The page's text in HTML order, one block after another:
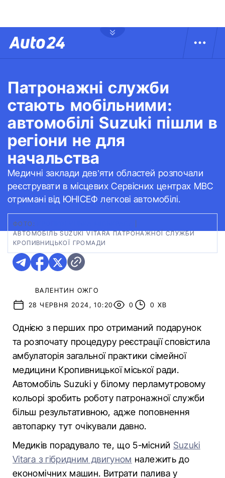
Патронажні служби
стають мобільними:
автомобілі Suzuki пішли в
регіони не для
начальства
Медичні заклади дев’яти областей розпочали
реєструвати в місцевих Сервісних центрах МВС
отримані від ЮНІСЕФ легкові автомобілі.
ФОТО:
АВТОМОБІЛЬ SUZUKI VITARА ПАТРОНАЖНОЇ СЛУЖБИ
КРОПИВНИЦЬКОЇ ГРОМАДИ
ВАЛЕНТИН ОЖГО
28 ЧЕРВНЯ 2024, 10:20
0 0 ХВ
Однією з перших про отриманий подарунок
та розпочату процедуру реєстрації сповістила
амбулаторія загальної практики сімейної
медицини Кропивницької міської ради.
Автомобіль Suzuki у білому перламутровому
кольорі зробить роботу патронажної служби
більш результативною, адже поповнення
автопарку тут очікували давно.
Медиків порадувало те, що 5-місний Suzuki
Vitarа з гібридним двигуном належить до
економічних машин. Витрати палива у